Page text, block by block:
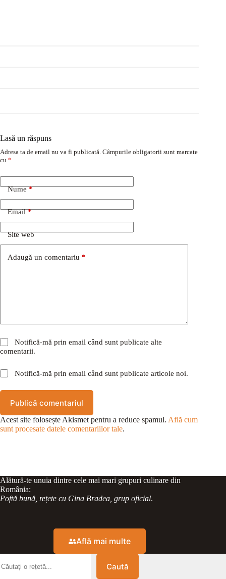
Lasă un răspuns
Adresa ta de email nu va fi publicată. Câmpurile obligatorii sunt marcate
cu *
Nume*
Email*
Site web
Adaugă un comentariu *
Notifică-mă prin email când sunt publicate alte
comentarii.
Notifică-mă prin email când sunt publicate articole noi.
Publică comentariul
Acest site folosește Akismet pentru a reduce spamul. Află cum
sunt procesate datele comentariilor tale.
Alătură-te unuia dintre cele mai mari grupuri culinare din
România:
Poftă bună, rețete cu Gina Bradea, grup oficial.
Află mai multe
Caută